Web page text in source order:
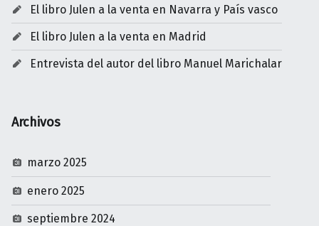
El libro Julen a la venta en Navarra y País vasco
El libro Julen a la venta en Madrid
Entrevista del autor del libro Manuel Marichalar
Archivos
marzo 2025
enero 2025
septiembre 2024